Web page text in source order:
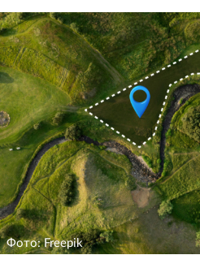
Фото: Freepik